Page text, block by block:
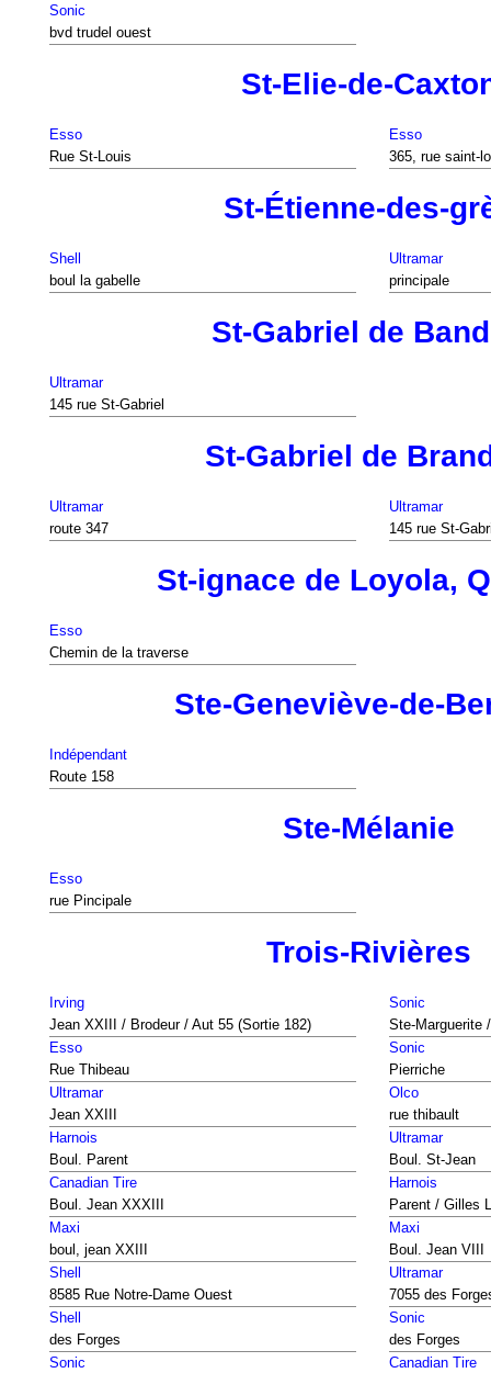
Sonic
bvd trudel ouest
St-Elie-de-
Esso
Rue St-Louis
Esso
365, rue saint-
St-Étienne-des-
Shell
boul la gabelle
Ultramar
principale
St-Gabriel de
Ultramar
145 rue St-Gabriel
St-Gabriel de
Ultramar
route 347
Ultramar
145 rue St-
St-ignace de Loyola,
Esso
Chemin de la traverse
Ste-Geneviève-de-
Indépendant
Route 158
Ste-Mélanie
Esso
rue Pincipale
Trois-Rivières
Irving
Jean XXIII / Brodeur / Aut 55 (Sortie 182)
Sonic
Ste-Marguerite
Esso
Rue Thibeau
Sonic
Pierriche
Ultramar
Jean XXIII
Olco
rue thibault
Harnois
Boul. Parent
Ultramar
Boul. St-Jean
Canadian Tire
Boul. Jean XXXIII
Harnois
Parent / Gilles
Maxi
boul, jean XXIII
Maxi
Boul. Jean VIII
Shell
8585 Rue Notre-Dame Ouest
Ultramar
7055 des
Shell
des Forges
Sonic
des Forges
Sonic
Canadian Tire